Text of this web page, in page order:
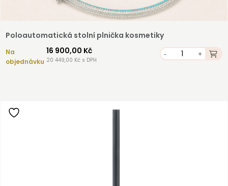
Poloautomatická stolní plnička kosmetiky
Na
objednávku
16 900,00 Kč
20 449,00 Kč s DPH
- +